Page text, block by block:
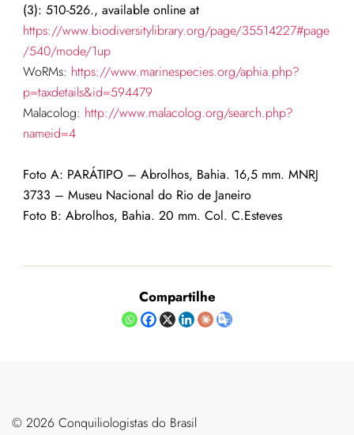
(3): 510-526., available online at
https://www.biodiversitylibrary.org/page/35514227#page
/540/mode/1up
WoRMs: https://www.marinespecies.org/aphia.php?
p=taxdetails&id=594479
Malacolog: http://www.malacolog.org/search.php?
nameid=4
Foto A: PARÁTIPO – Abrolhos, Bahia. 16,5 mm. MNRJ
3733 – Museu Nacional do Rio de Janeiro
Foto B: Abrolhos, Bahia. 20 mm. Col. C.Esteves
Compartilhe
©️ 2026 Conquiliologistas do Brasil